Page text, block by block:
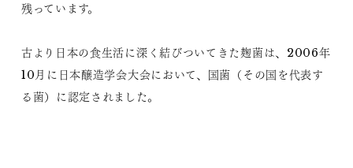
残っています。
古より日本の食生活に深く結びついてきた麹菌は、2006年
10月に日本醸造学会大会において、国菌（その国を代表す
る菌）に認定されました。